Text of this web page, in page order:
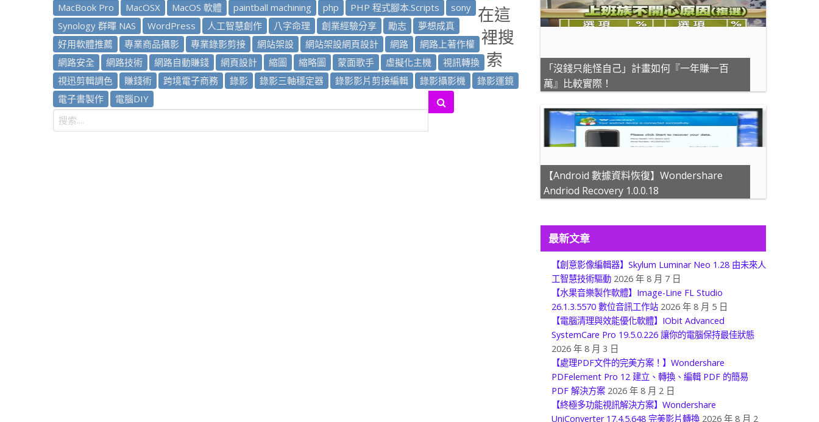
MacBook Pro
MacOSX MacOS 軟體 paintball machining php PHP 程式腳本.Scripts
sony
Synology 群暉 NAS
WordPress 人工智慧創作 八字命理 創業經驗分享 勵志
夢想成真
好用軟體推薦
專業商品攝影 專業錄影剪接 網站架設 網站架設網頁設計 網路
網路上著作權
網路安全
網路技術 網路自動賺錢 網頁設計 縮圖 縮略圖 蒙面歌手 虛擬化主機
視訊轉換
視迅剪輯調色
賺錢術 跨境電子商務 錄影 錄影三軸穩定器 錄影影片剪接編輯 錄影攝影機
錄影運鏡
電子書製作
電腦DIY
在這
裡搜
索
「沒錢只能怪自己」計畫如何『一年賺一百
萬』比較實際！
【Android 數據資料恢復】Wondershare
Andriod Recovery 1.0.0.18
最新文章
【創意影像編輯器】Skylum Luminar Neo 1.28 由未來人
工智慧技術驅動 2026 年 8 月 7 日
【水果音樂製作軟體】Image-Line FL Studio
26.1.3.5570 數位音訊工作站 2026 年 8 月 5 日
【電腦清理與效能優化軟體】IObit Advanced
SystemCare Pro 19.5.0.226 讓你的電腦保持最佳狀態
2026 年 8 月 3 日
【處理PDF文件的完美方案！】Wondershare
PDFelement Pro 12 建立、轉換、編輯 PDF 的簡易
PDF 解決方案 2026 年 8 月 2 日
【終極多功能視訊解決方案】Wondershare
UniConverter 17.4.5.648 完美影片轉換 2026 年 8 月 2